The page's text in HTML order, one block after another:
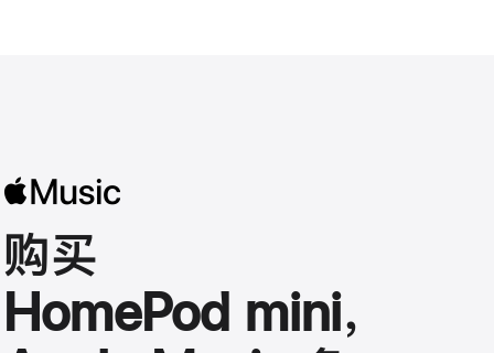
购买
HomePod mini，